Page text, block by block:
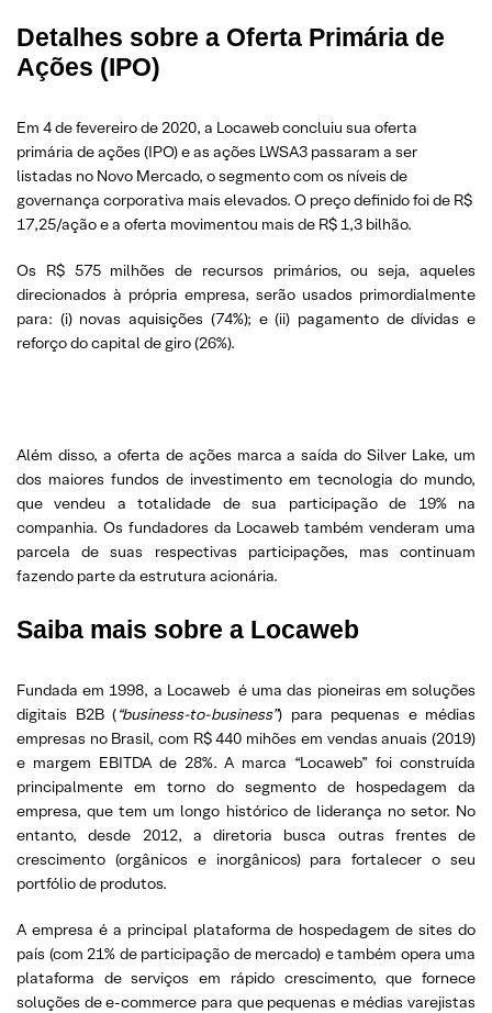
Detalhes sobre a Oferta Primária de
Ações (IPO)
Em 4 de fevereiro de 2020, a Locaweb concluiu sua oferta
primária de ações (IPO) e as ações LWSA3 passaram a ser
listadas no Novo Mercado, o segmento com os níveis de
governança corporativa mais elevados. O preço definido foi de R$
17,25/ação e a oferta movimentou mais de R$ 1,3 bilhão.
Os R$ 575 milhões de recursos primários, ou seja, aqueles
direcionados à própria empresa, serão usados primordialmente
para: (i) novas aquisições (74%); e (ii) pagamento de dívidas e
reforço do capital de giro (26%).
Além disso, a oferta de ações marca a saída do Silver Lake, um
dos maiores fundos de investimento em tecnologia do mundo,
que vendeu a totalidade de sua participação de 19% na
companhia. Os fundadores da Locaweb também venderam uma
parcela de suas respectivas participações, mas continuam
fazendo parte da estrutura acionária.
Saiba mais sobre a Locaweb
Fundada em 1998, a Locaweb é uma das pioneiras em soluções
digitais B2B (“business-to-business”) para pequenas e médias
empresas no Brasil, com R$ 440 mihões em vendas anuais (2019)
e margem EBITDA de 28%. A marca “Locaweb” foi construída
principalmente em torno do segmento de hospedagem da
empresa, que tem um longo histórico de liderança no setor. No
entanto, desde 2012, a diretoria busca outras frentes de
crescimento (orgânicos e inorgânicos) para fortalecer o seu
portfólio de produtos.
A empresa é a principal plataforma de hospedagem de sites do
país (com 21% de participação de mercado) e também opera uma
plataforma de serviços em rápido crescimento, que fornece
soluções de e-commerce para que pequenas e médias varejistas